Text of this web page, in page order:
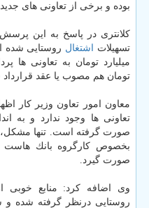
بوده و برخی از تعاونی های
كلانتری در پاسخ به این
تسهیلات اشتغال
تومان هم مصوب یا عقد
معاون امور تعاون وزیر كار
تعاونی ها وجود ندارد و به
صورت گرفته است. تنها
بخصوص كارگروه بانك هاست
صورت گیرد.
وی اضافه كرد: منابع
روستایی درنظر گرفته شده و